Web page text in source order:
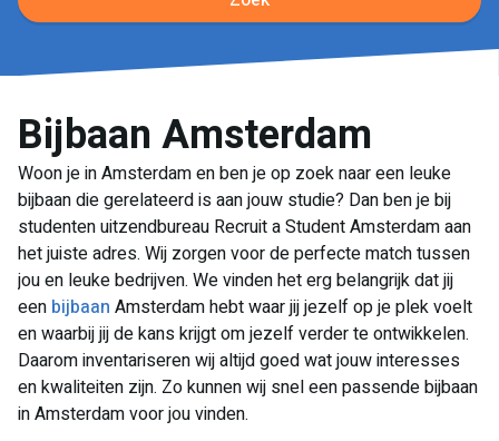
Bijbaan Amsterdam
Woon je in Amsterdam en ben je op zoek naar een leuke
bijbaan die gerelateerd is aan jouw studie? Dan ben je bij
studenten uitzendbureau Recruit a Student Amsterdam aan
het juiste adres. Wij zorgen voor de perfecte match tussen
jou en leuke bedrijven. We vinden het erg belangrijk dat jij
een bijbaan Amsterdam hebt waar jij jezelf op je plek voelt
en waarbij jij de kans krijgt om jezelf verder te ontwikkelen.
Daarom inventariseren wij altijd goed wat jouw interesses
en kwaliteiten zijn. Zo kunnen wij snel een passende bijbaan
in Amsterdam voor jou vinden.